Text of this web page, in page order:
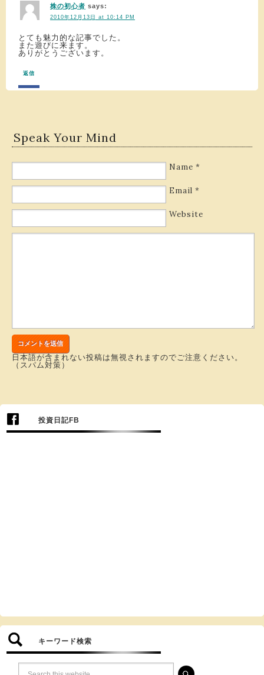
株の初心者 says:
2010年12月13日 at 10:14 PM
とても魅力的な記事でした。
また遊びに来ます。
ありがとうございます。
返信
Speak Your Mind
Name *
Email *
Website
日本語が含まれない投稿は無視されますのでご注意ください。
（スパム対策）
投資日記FB
キーワード検索